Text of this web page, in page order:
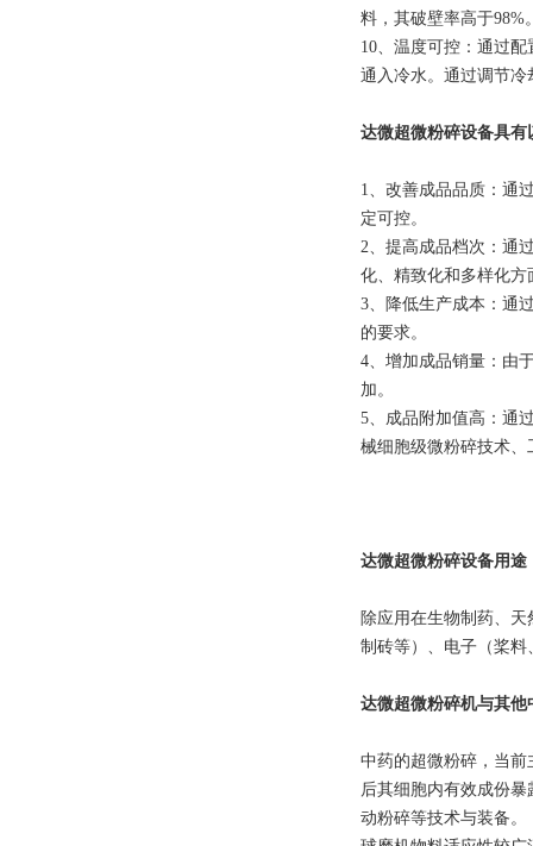
料，其破壁率高于
10、温度可控：通过
通入冷水。通过调节
达微超微粉碎设备具有
1、改善成品品质：通
定可控。
2、提高成品档次：通
化、精致化和多样化
3、降低生产成本：通
的要求。
4、增加成品销量：由
加。
5、成品附加值高：通
械细胞级微粉碎技术
达微超微粉碎设备用途
除应用在生物制药、
制砖等）、电子（桨
达微超微粉碎机与其
中药的超微粉碎，当
后其细胞内有效成份
动粉碎等技术与装备。